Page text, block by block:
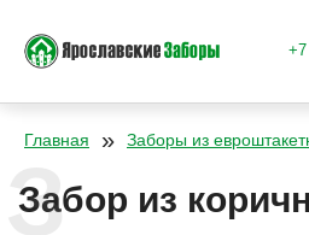
Главная » Заборы из
Забор из